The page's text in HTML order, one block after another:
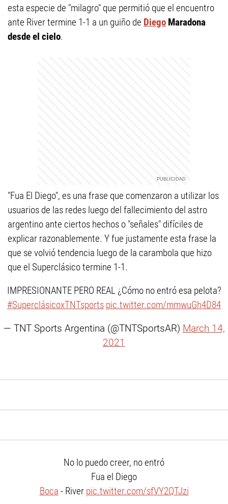
esta especie de "milagro" que permitió que el encuentro
ante River termine 1-1 a un guiño de Diego Maradona
desde el cielo.
"Fua El Diego", es una frase que comenzaron a utilizar los
usuarios de las redes luego del fallecimiento del astro
argentino ante ciertos hechos o "señales" difíciles de
explicar razonablemente. Y fue justamente esta frase la
que se volvió tendencia luego de la carambola que hizo
que el Superclásico termine 1-1.
IMPRESIONANTE PERO REAL ¿Cómo no entró esa pelota?
#SuperclásicoxTNTsports pic.twitter.com/mmwuGh4D84
— TNT Sports Argentina (@TNTSportsAR) March 14,
2021
No lo puedo creer, no entró
Fua el Diego
Boca - River pic.twitter.com/sfVY2QTJzi